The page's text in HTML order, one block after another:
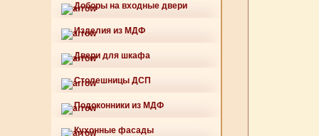
Доборы на входные двери
Изделия из МДФ
Двери для шкафа
Столешницы ДСП
Подоконники из МДФ
Кухонные фасады